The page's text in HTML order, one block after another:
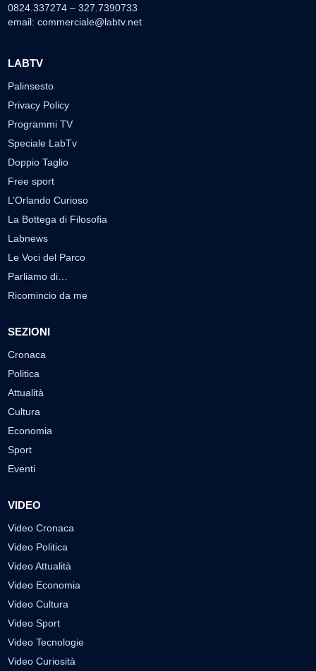
0824.337274 – 327.7390733
email: commerciale@labtv.net
LABTV
Palinsesto
Privacy Policy
Programmi TV
Speciale LabTv
Doppio Taglio
Free sport
L’Orlando Curioso
La Bottega di Filosofia
Labnews
Le Voci del Parco
Parliamo di…
Ricomincio da me
SEZIONI
Cronaca
Politica
Attualità
Cultura
Economia
Sport
Eventi
VIDEO
Video Cronaca
Video Politica
Video Attualità
Video Economia
Video Cultura
Video Sport
Video Tecnologie
Video Curiosità